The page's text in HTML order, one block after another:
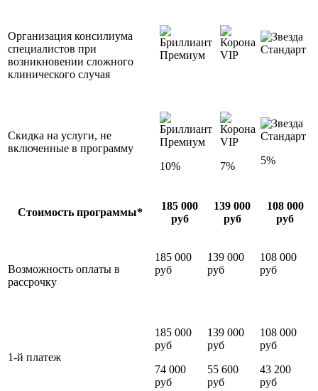
Организация консилиума
специалистов при
возникновении сложного
клинического случая
Премиум VIP Стандарт
Скидка на услуги, не
включенные в программу
Премиум
10%
VIP
7%
Стандарт
5%
Стоимость программы*
185 000
руб
139 000
руб
108 000
руб
Возможность оплаты в
рассрочку
185 000
руб
139 000
руб
108 000
руб
1-й платеж
185 000
руб
74 000
руб
139 000
руб
55 600
руб
108 000
руб
43 200
руб